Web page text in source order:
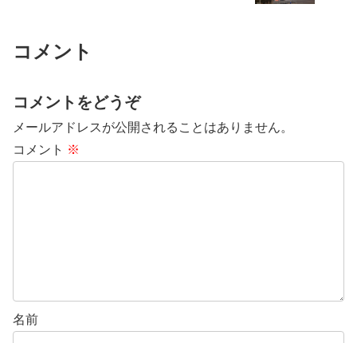
コメント
コメントをどうぞ
メールアドレスが公開されることはありません。
コメント ※
名前